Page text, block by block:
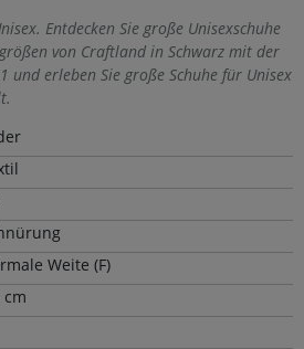
Entdecken Sie große Unisexschuhe
von Craftland in Schwarz mit der
und erleben Sie große Schuhe für Unisex
Weite (F)
cm